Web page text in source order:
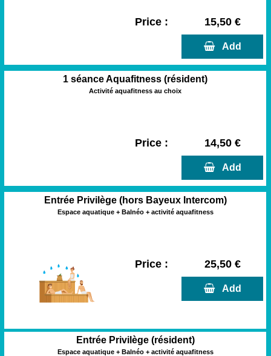
Price : 15,50 €
Add
1 séance Aquafitness (résident)
Activité aquafitness au choix
Price : 14,50 €
Add
Entrée Privilège (hors Bayeux Intercom)
Espace aquatique + Balnéo + activité aquafitness
Price : 25,50 €
Add
Entrée Privilège (résident)
Espace aquatique + Balnéo + activité aquafitness